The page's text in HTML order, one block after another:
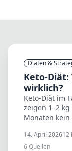
Diäten &
Keto-Diät:
wirklich?
Keto-Diät im
zeigen 1–2
Monaten kein
nicht.
14. April 202612
6Quellen